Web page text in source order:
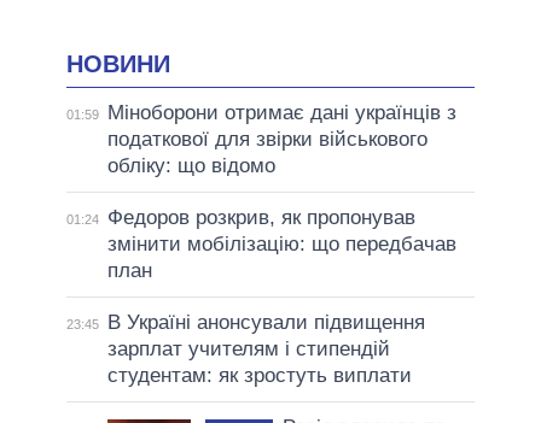
НОВИНИ
01:59
Міноборони отримає дані українців з
податкової для звірки військового
обліку: що відомо
01:24
Федоров розкрив, як пропонував
змінити мобілізацію: що передбачав
план
23:45
В Україні анонсували підвищення
зарплат учителям і стипендій
студентам: як зростуть виплати